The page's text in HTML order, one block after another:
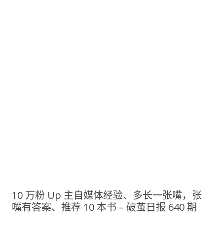
10 万粉 Up 主自媒体经验、多长一张嘴，张
嘴有答案、推荐 10 本书 – 破茧日报 640 期